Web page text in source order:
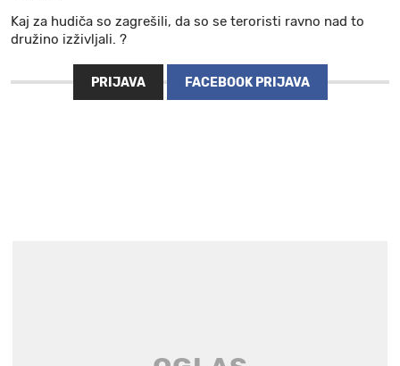
Kaj za hudiča so zagrešili, da so se teroristi ravno nad to
družino izživljali. ?
PRIJAVA FACEBOOK PRIJAVA